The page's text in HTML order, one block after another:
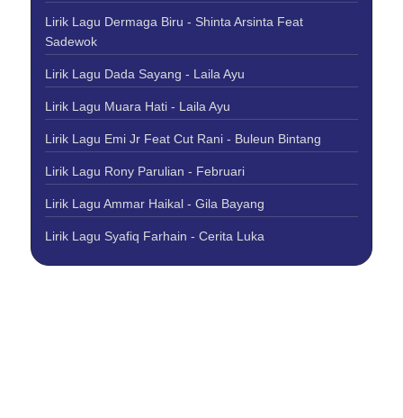
Lirik Lagu Dermaga Biru - Shinta Arsinta Feat
Sadewok
Lirik Lagu Dada Sayang - Laila Ayu
Lirik Lagu Muara Hati - Laila Ayu
Lirik Lagu Emi Jr Feat Cut Rani - Buleun Bintang
Lirik Lagu Rony Parulian - Februari
Lirik Lagu Ammar Haikal - Gila Bayang
Lirik Lagu Syafiq Farhain - Cerita Luka